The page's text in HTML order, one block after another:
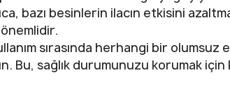
bazı besinlerin ilacın etkisini
sırasında herhangi bir
Bu, sağlık durumunuzu korumak için